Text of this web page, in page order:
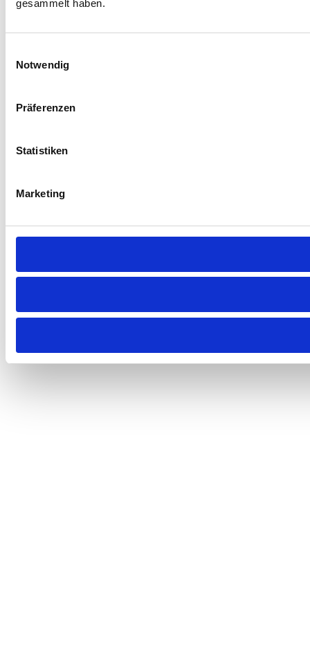
gesammelt haben.
Notwendig
Präferenzen
Statistiken
Marketing